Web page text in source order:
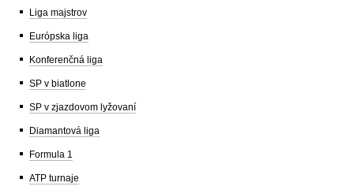
Liga majstrov
Európska liga
Konferenčná liga
SP v biatlone
SP v zjazdovom lyžovaní
Diamantová liga
Formula 1
ATP turnaje